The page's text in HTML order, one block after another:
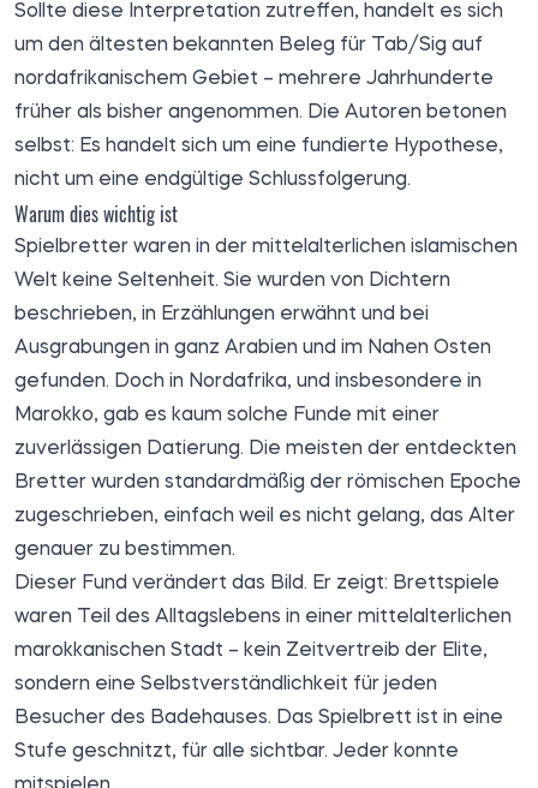
Sollte diese Interpretation zutreffen, handelt es sich
um den ältesten bekannten Beleg für Tab/Sig auf
nordafrikanischem Gebiet – mehrere Jahrhunderte
früher als bisher angenommen. Die Autoren betonen
selbst: Es handelt sich um eine fundierte Hypothese,
nicht um eine endgültige Schlussfolgerung.
Warum dies wichtig ist
Spielbretter waren in der mittelalterlichen islamischen
Welt keine Seltenheit. Sie wurden von Dichtern
beschrieben, in Erzählungen erwähnt und bei
Ausgrabungen in ganz Arabien und im Nahen Osten
gefunden. Doch in Nordafrika, und insbesondere in
Marokko, gab es kaum solche Funde mit einer
zuverlässigen Datierung. Die meisten der entdeckten
Bretter wurden standardmäßig der römischen Epoche
zugeschrieben, einfach weil es nicht gelang, das Alter
genauer zu bestimmen.
Dieser Fund verändert das Bild. Er zeigt: Brettspiele
waren Teil des Alltagslebens in einer mittelalterlichen
marokkanischen Stadt – kein Zeitvertreib der Elite,
sondern eine Selbstverständlichkeit für jeden
Besucher des Badehauses. Das Spielbrett ist in eine
Stufe geschnitzt, für alle sichtbar. Jeder konnte